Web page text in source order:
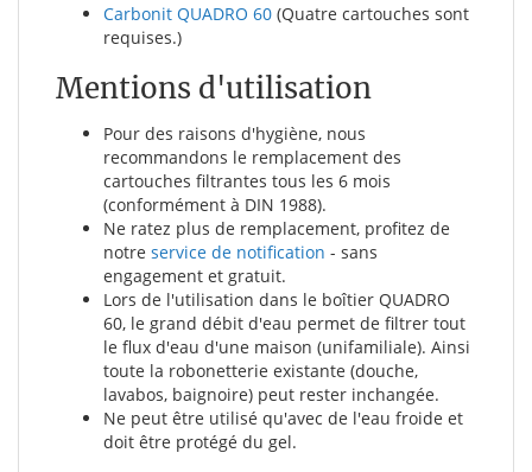
Carbonit QUADRO 60 (Quatre cartouches sont
requises.)
Mentions d'utilisation
Pour des raisons d'hygiène, nous
recommandons le remplacement des
cartouches filtrantes tous les 6 mois
(conformément à DIN 1988).
Ne ratez plus de remplacement, profitez de
notre service de notification - sans
engagement et gratuit.
Lors de l'utilisation dans le boîtier QUADRO
60, le grand débit d'eau permet de filtrer tout
le flux d'eau d'une maison (unifamiliale). Ainsi
toute la robonetterie existante (douche,
lavabos, baignoire) peut rester inchangée.
Ne peut être utilisé qu'avec de l'eau froide et
doit être protégé du gel.